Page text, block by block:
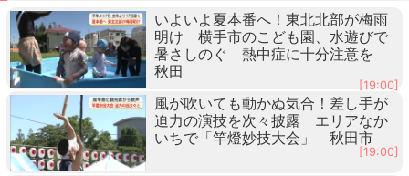
いよいよ夏本番へ！東北北部が梅雨
明け 横手市のこども園、水遊びで
暑さしのぐ 熱中症に十分注意を
秋田
[19:00]
風が吹いても動かぬ気合！差し手が
迫力の演技を次々披露 エリアなか
いちで「竿燈妙技大会」 秋田市
[19:00]